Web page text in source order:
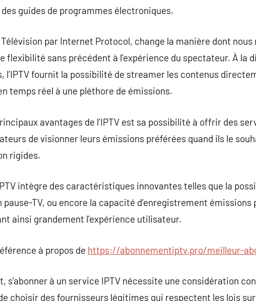
guides de programmes électroniques.
Télévision par Internet Protocol, change la manière dont
flexibilité sans précédent à l’expérience du spectateur. À la
l’IPTV fournit la possibilité de streamer les contenus
temps réel à une pléthore de émissions.
avantages de l’IPTV est sa possibilité à offrir des
de visionner leurs émissions préférées quand ils le
rigides.
intègre des caractéristiques innovantes telles que la
pause-TV, ou encore la capacité d’enregistrement
ainsi grandement l’expérience utilisateur.
à propos de https://abonnementiptv.pro/meilleur-
s’abonner à un service IPTV nécessite une considération
choisir des fournisseurs légitimes qui respectent les lois